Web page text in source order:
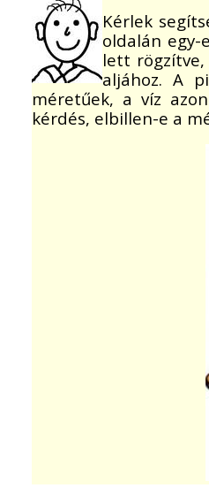
Kérlek
oldalán egy-
lett rögzítve,
aljához. A
méretűek, a víz
kérdés, elbillen-e a